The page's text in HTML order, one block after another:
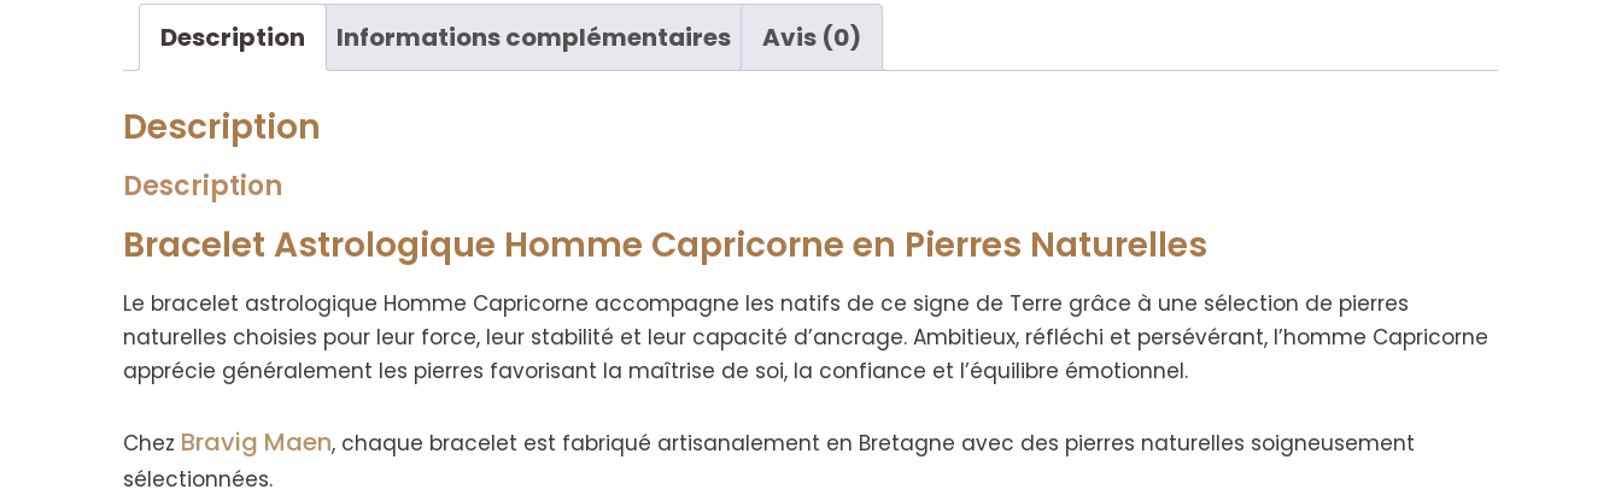
Description Informations complémentaires Avis (0)
Description
Description
Bracelet Astrologique Homme Capricorne en Pierres Naturelles
Le bracelet astrologique Homme Capricorne accompagne les natifs de ce signe de Terre grâce à une sélection de pierres
naturelles choisies pour leur force, leur stabilité et leur capacité d’ancrage. Ambitieux, réfléchi et persévérant, l’homme Capricorne
apprécie généralement les pierres favorisant la maîtrise de soi, la confiance et l’équilibre émotionnel.
Chez Bravig Maen, chaque bracelet est fabriqué artisanalement en Bretagne avec des pierres naturelles soigneusement
sélectionnées.